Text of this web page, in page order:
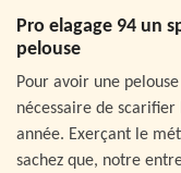
Pro elagage 94 un
pelouse
Pour avoir une
nécessaire de
année. Exerçant le
sachez que, notre